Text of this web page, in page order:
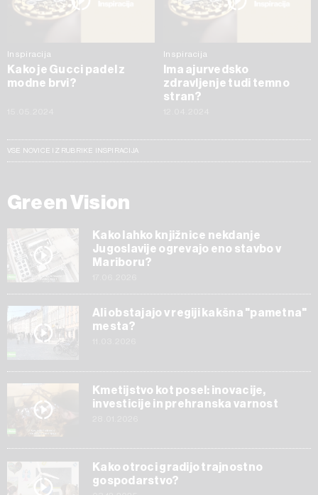
Inspiracija
Kako je Gucci padel z
modne brvi?
Inspiracija
Ima ajurvedsko
zdravljenje tudi temno
stran?
VSE NOVICE IZ RUBRIKE INSPIRACIJA
Green Vision
Kako lahko knjižnice nekdanje
Jugoslavije ogrevajo eno stavbo v
Mariboru?
Ali obstajajo v regiji kakšna "pametna"
mesta?
Kmetijstvo kot posel: inovacije,
investicije in prehranska varnost
Kako otroci gradijo trajnostno
gospodarstvo?